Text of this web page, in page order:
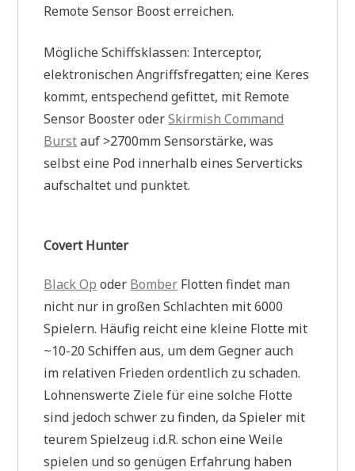
Remote Sensor Boost erreichen.
Mögliche Schiffsklassen: Interceptor,
elektronischen Angriffsfregatten; eine Keres
kommt, entspechend gefittet, mit Remote
Sensor Booster oderSkirmish Command
Burstauf >2700mm Sensorstärke, was
selbst eine Pod innerhalb eines Serverticks
aufschaltet und punktet.
Covert Hunter
Black Op oder Bomber Flotten findet man
nicht nur in großen Schlachten mit 6000
Spielern. Häufig reicht eine kleine Flotte mit
~10-20 Schiffen aus, um dem Gegner auch
im relativen Frieden ordentlich zu schaden.
Lohnenswerte Ziele für eine solche Flotte
sind jedoch schwer zu finden, da Spieler mit
teurem Spielzeug i.d.R. schon eine Weile
spielen und so genügen Erfahrung haben